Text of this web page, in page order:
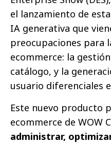
el lanzamiento de
IA generativa que
preocupaciones para
ecommerce: la
catálogo, y la
usuario diferenciales
Este nuevo producto
ecommerce de WOW
administrar,